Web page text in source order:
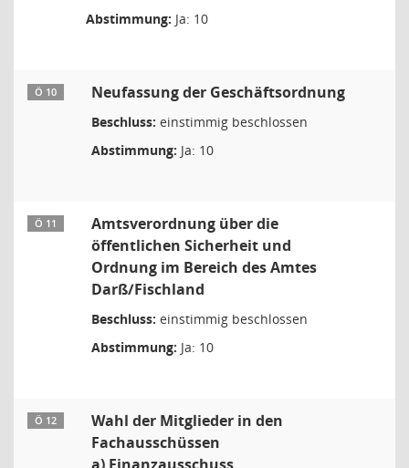
Abstimmung: Ja: 10
Ö 10 Neufassung der Geschäftsordnung
Beschluss: einstimmig beschlossen
Abstimmung: Ja: 10
Ö 11
Amtsverordnung über die
öffentlichen Sicherheit und
Ordnung im Bereich des Amtes
Darß/Fischland
Beschluss: einstimmig beschlossen
Abstimmung: Ja: 10
Ö 12
Wahl der Mitglieder in den
Fachausschüssen